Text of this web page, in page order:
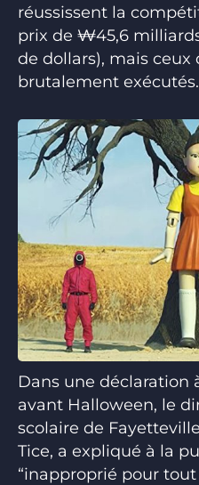
réussissent la
prix de ₩45,6
de dollars), mais
brutalement exécutés.
Dans une déclaration
avant Halloween, le
scolaire de
Tice, a expliqué à la
“inapproprié pour